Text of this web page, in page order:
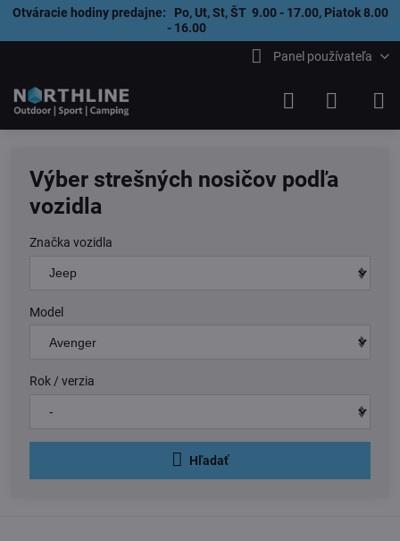
Otváracie hodiny predajne: Po, Ut, St, ŠT 9.00 - 17.00, Piatok 8.00
- 16.00
Panel používateľa
Výber strešných nosičov podľa
vozidla
Značka vozidla
Model
Rok / verzia
Hľadať